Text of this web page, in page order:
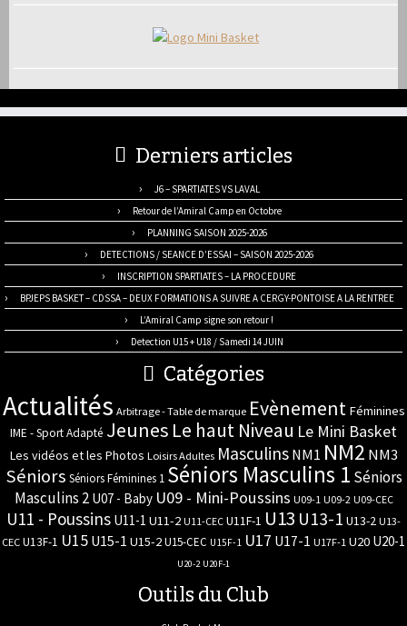
Derniers articles
J6 – SPARTIATES VS LAVAL
Retour de l’Amiral Camp en Octobre
PLANNING SAISON 2025-2026
DETECTIONS / SEANCE D’ESSAI – SAISON 2025-2026
INSCRIPTION SPARTIATES – LA PROCEDURE
BPJEPS BASKET – CDSSA – DEUX FORMATIONS A SUIVRE A CERGY-PONTOISE A LA RENTREE
L’Amiral Camp signe son retour !
Detection U15 + U18 / Samedi 14 JUIN
Catégories
Actualités Arbitrage - Table de marque Evènement Féminines
IME - Sport Adapté Jeunes Le haut Niveau Le Mini Basket
Les vidéos et les Photos Loisirs Adultes Masculins NM1 NM2 NM3
Séniors Séniors Féminines 1 Séniors Masculins 1 Séniors
Masculins 2 U07 - Baby U09 - Mini-Poussins U09-1 U09-2 U09-CEC
U11 - Poussins U11-1 U11-2 U11-CEC U11F-1 U13 U13-1 U13-2 U13-
CEC U13F-1 U15 U15-1 U15-2U15-CEC U15F-1 U17 U17-1 U17F-1 U20 U20-1
U20-2 U20F-1
Outils du Club